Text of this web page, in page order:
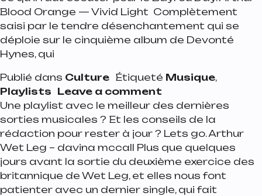
Blood Orange — Vivid Light Complètement
saisi par le tendre désenchantement qui se
déploie sur le cinquième album de Devonté
Hynes, qui
Publié dans Culture Étiqueté Musique,
Playlists Leave a comment
Une playlist avec le meilleur des dernières
sorties musicales ? Et les conseils de la
rédaction pour rester à jour ? Lets go. Arthur
Wet Leg – davina mccall Plus que quelques
jours avant la sortie du deuxième exercice des
britannique de Wet Leg, et elles nous font
patienter avec un dernier single, qui fait